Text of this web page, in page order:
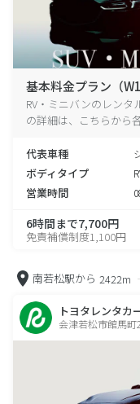
基本料金プラン（W1
RV・ミニバンのレン
の詳細は、こちらから
代表車種
ボディタイプ
営業時間
6時間まで7,700円
免責補償制度1,100円
南若松駅から 2422m
トヨタレンタカ
会津若松市館馬町